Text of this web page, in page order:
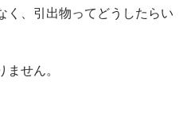
く、引出物ってどうしたらい
せん。